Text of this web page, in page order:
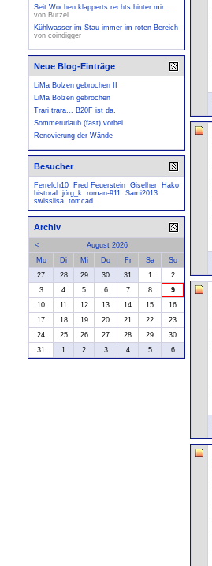
Seit Wochen klapperts rechts hinter mir...
von Butzel
Kühlwasser im Stau immer im roten Bereich
von coindigger
Neue Blog-Einträge
LiMa Bolzen gebrochen II
LiMa Bolzen gebrochen
Trari trara... B20F ist da.
Sommerurlaub (fast) vorbei
Renovierung der Wände
Besucher
Ferrelch10 Fred Feuerstein Giselher
Hako
historal
jörg_k roman-911 Sami2013
swisslisa tomcad
Archiv
<
August 2026
Mo
Di Mi Do Fr Sa
So
27
28 29 30 31 1
2
3
4 5 6 7 8
9
10
11 12 13 14 15
16
17
18 19 20 21 22
23
24
25 26 27 28 29
30
31
1 2 3 4 5 6